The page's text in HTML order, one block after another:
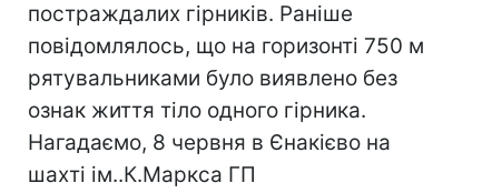
постраждалих гірників. Раніше
повідомлялось, що на горизонті 750 м
рятувальниками було виявлено без
ознак життя тіло одного гірника.
Нагадаємо, 8 червня в Єнакієво на
шахті ім..К.Маркса ГП